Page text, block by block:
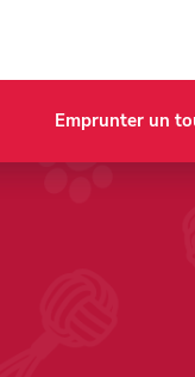
Emprunter un